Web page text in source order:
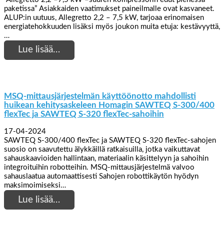
paketissa” Asiakkaiden vaatimukset paineilmalle ovat kasvaneet.
ALUP:in uutuus, Allegretto 2,2 – 7,5 kW, tarjoaa erinomaisen
energiatehokkuuden lisäksi myös joukon muita etuja: kestävyyttä,
…
Lue lisää…
MSQ-mittausjärjestelmän käyttöönotto mahdollisti
huikean kehitysaskeleen Homagin SAWTEQ S-300/400
flexTec ja SAWTEQ S-320 flexTec-sahoihin
17-04-2024
SAWTEQ S-300/400 flexTec ja SAWTEQ S-320 flexTec-sahojen
suosio on saavutettu älykkäillä ratkaisuilla, jotka vaikuttavat
sahauskaavioiden hallintaan, materiaalin käsittelyyn ja sahoihin
integroituihin robotteihin. MSQ-mittausjärjestelmä valvoo
sahauslaatua automaattisesti Sahojen robottikäytön hyödyn
maksimoimiseksi…
Lue lisää…